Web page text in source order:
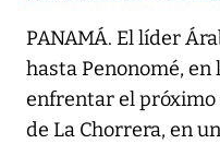
PANAMÁ. El líder
hasta Penonomé, en
enfrentar el próximo
de La Chorrera, en